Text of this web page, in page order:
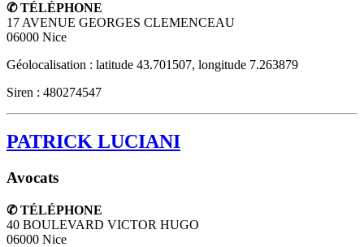
✆ TÉLÉPHONE
17 AVENUE GEORGES CLEMENCEAU
06000 Nice
Géolocalisation : latitude 43.701507, longitude 7.263879
Siren : 480274547
PATRICK LUCIANI
Avocats
✆ TÉLÉPHONE
40 BOULEVARD VICTOR HUGO
06000 Nice